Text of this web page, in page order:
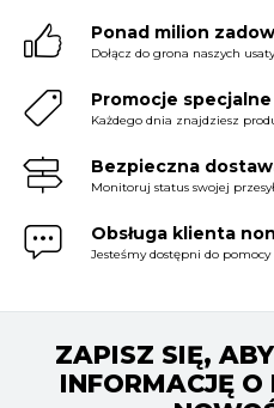
Ponad milion
Dołącz do grona naszych
Promocje specjalne
Każdego dnia znajdziesz
Bezpieczna
Monitoruj status swojej
Obsługa klienta
Jesteśmy dostępni do
ZAPISZ SIĘ,
INFORMACJĘ O